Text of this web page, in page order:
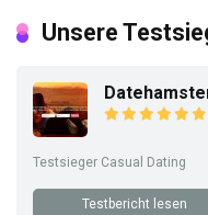
Unsere
Testsieger Casual Dating
Testbericht lesen